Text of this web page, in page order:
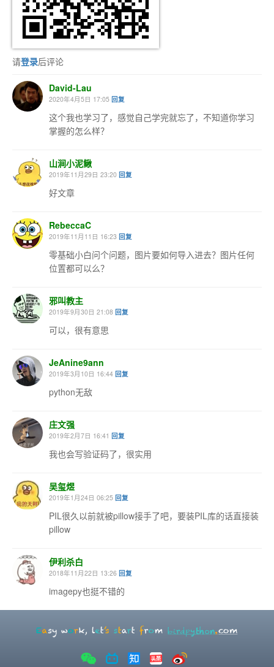
请登录后评论
David-Lau
2020年4月5日 17:05 回复
这个我也学习了，感觉自己学完就忘了，不知道你学习
掌握的怎么样？
山涧小泥鳅
2019年11月29日 23:20 回复
好文章
RebeccaC
2019年11月11日 16:23 回复
零基础小白问个问题，图片要如何导入进去？图片任何
位置都可以么？
邪叫教主
2019年9月30日 21:08 回复
可以，很有意思
JeAnine9ann
2019年3月10日 16:44 回复
python无敌
庄文强
2019年2月7日 16:41 回复
我也会写验证码了，很实用
吴玺煜
2019年1月24日 06:25 回复
PIL很久以前就被pillow接手了吧，要装PIL库的话直接装
pillow
伊利杀白
2018年11月22日 13:26 回复
imagepy也挺不错的